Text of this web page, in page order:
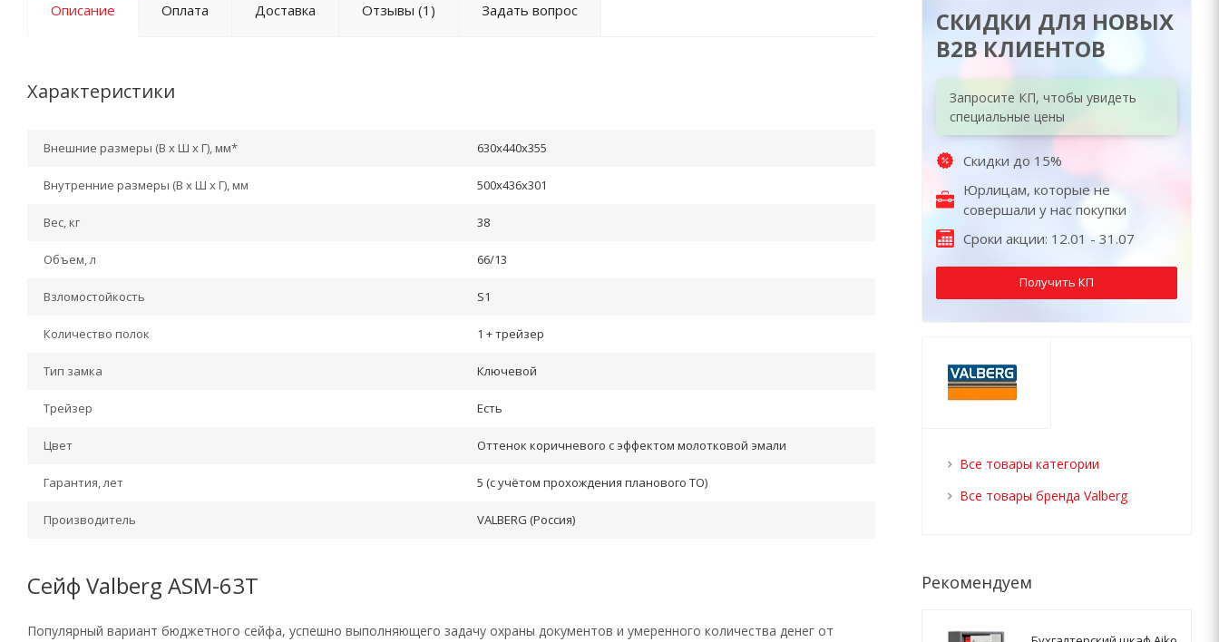
Описание Оплата Доставка Отзывы (1) Задать вопрос
Характеристики
Внешние размеры (В х Ш х Г), мм* 630x440x355
Внутренние размеры (В х Ш х Г), мм 500x436x301
Вес, кг 38
Объем, л 66/13
Взломостойкость S1
Количество полок 1 + трейзер
Тип замка Ключевой
Трейзер Есть
Цвет Оттенок коричневого с эффектом молотковой эмали
Гарантия, лет 5 (с учётом прохождения планового ТО)
Производитель VALBERG (Россия)
Сейф Valberg ASM-63Т
Популярный вариант бюджетного сейфа, успешно выполняющего задачу охраны документов и умеренного количества денег от
СКИДКИ ДЛЯ НОВЫХ
B2B КЛИЕНТОВ
Запросите КП, чтобы увидеть
специальные цены
Скидки до 15%
Юрлицам, которые не
совершали у нас покупки
Сроки акции: 12.01 - 31.07
Получить КП
Все товары категории
Все товары бренда Valberg
Рекомендуем